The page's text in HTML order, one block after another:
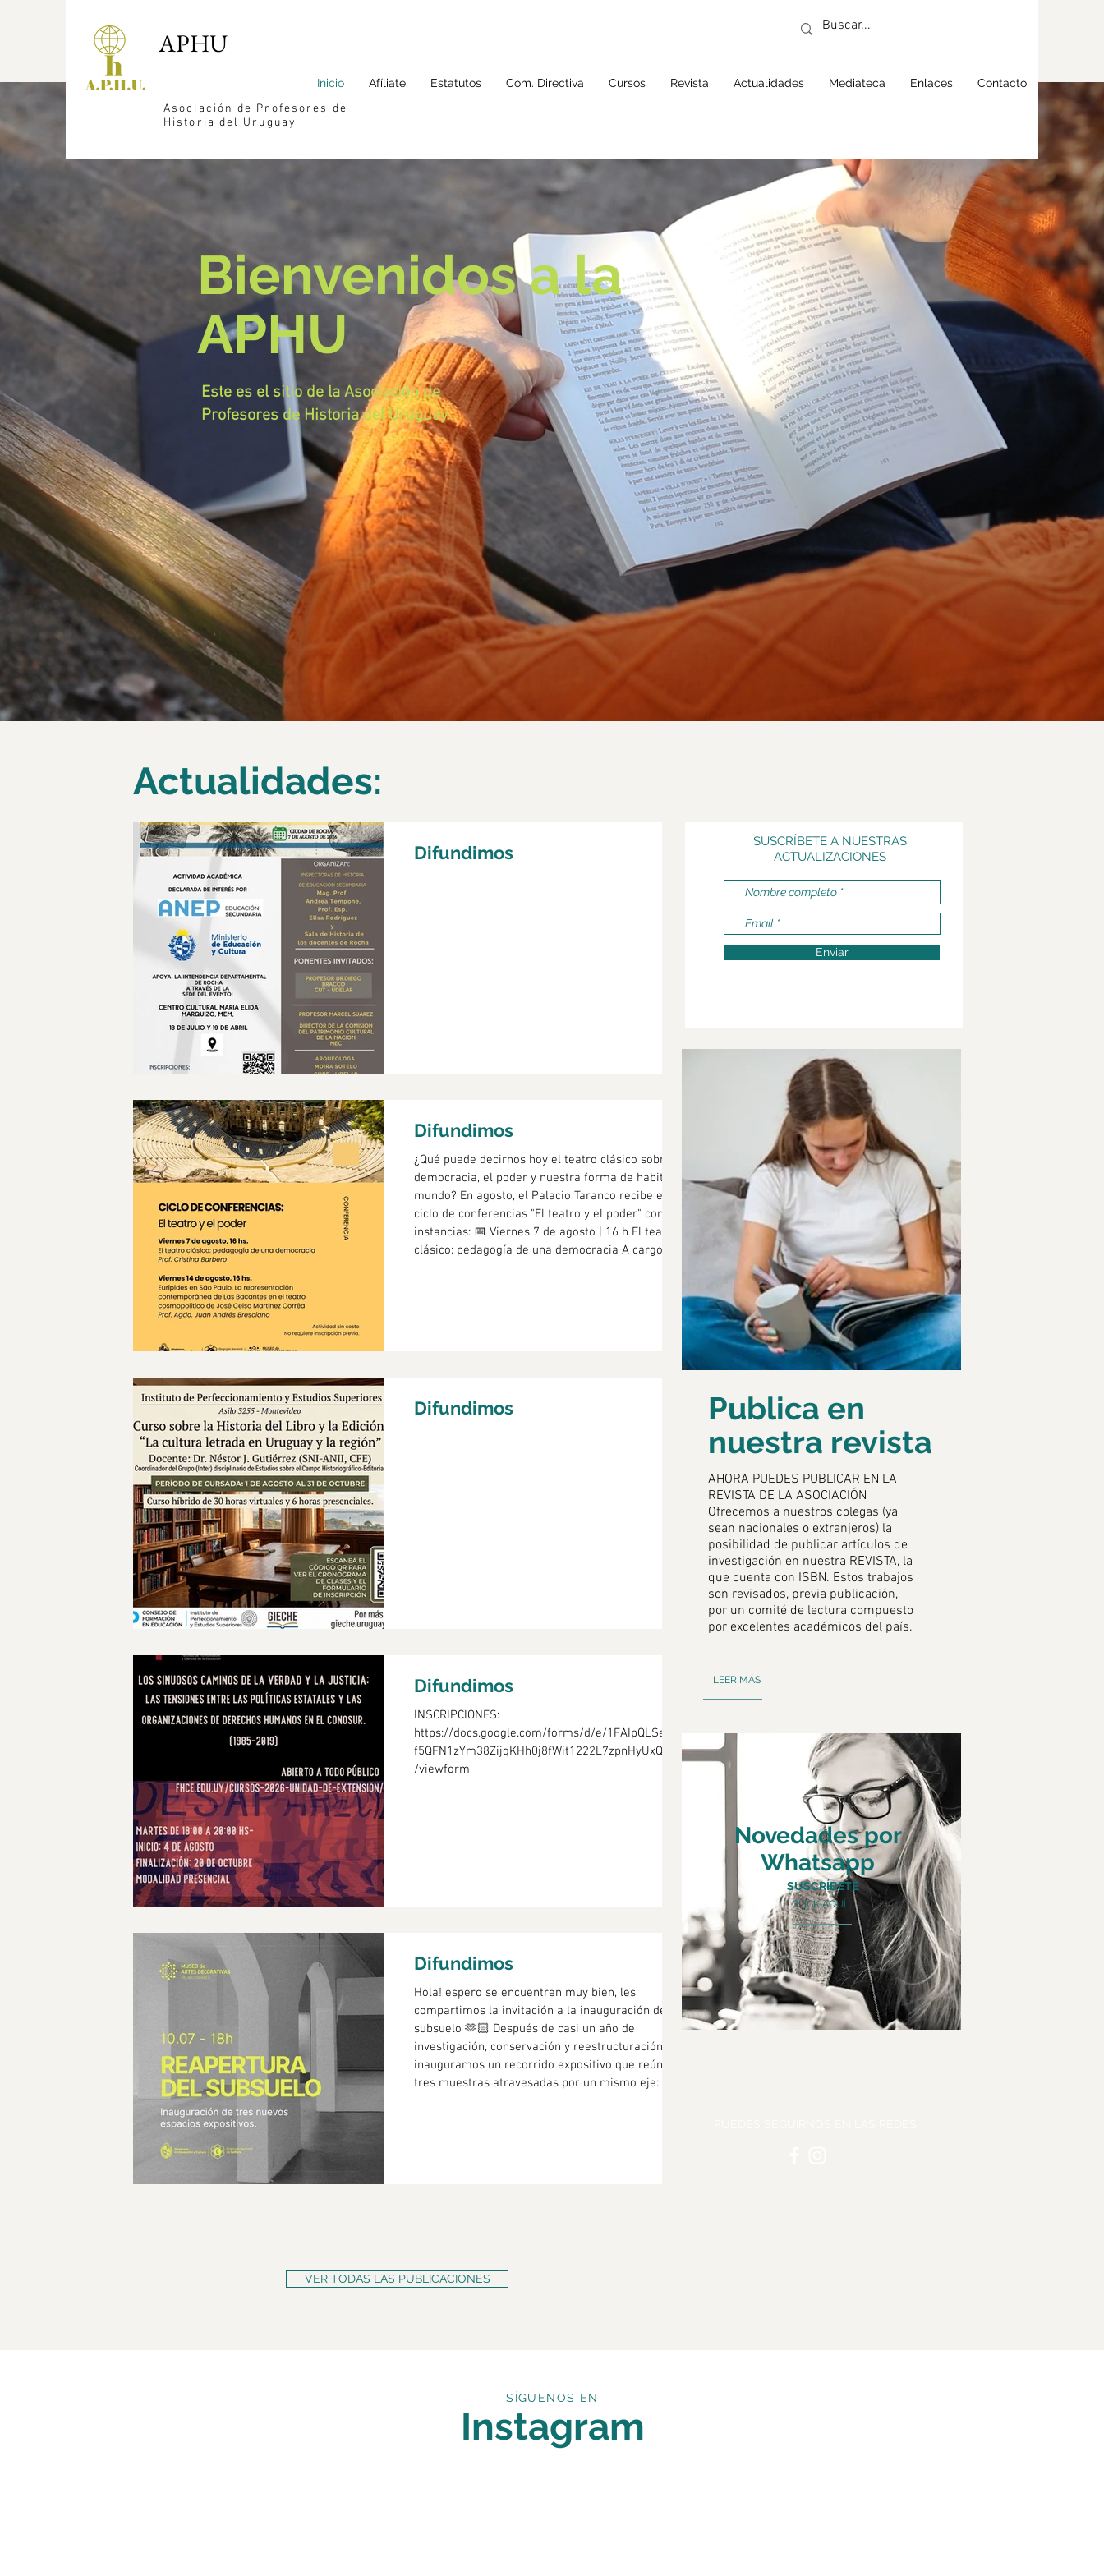
APHU
Asociación de Profesores de
Historia del Uruguay
Inicio Afíliate Estatutos Com. Directiva Cursos Revista Actualidades Mediateca Enlaces Contacto
Bienvenidos a la
APHU
Este es el sitio de la Asociación de
Profesores de Historia del Uruguay.
Actualidades:
Difundimos
Difundimos
¿Qué puede decirnos hoy el teatro clásico sobre la
democracia, el poder y nuestra forma de habitar el
mundo? En agosto, el Palacio Taranco recibe el
ciclo de conferencias "El teatro y el poder" con dos
instancias: 📅 Viernes 7 de agosto | 16 h El teatro
clásico: pedagogía de una democracia A cargo de
Difundimos
Difundimos
INSCRIPCIONES:
https://docs.google.com/forms/d/e/1FAIpQLSe6Atu
f5QFN1zYm38ZijqKHh0j8fWit1222L7zpnHyUxQdOzg
/viewform
Difundimos
Hola! espero se encuentren muy bien, les
compartimos la invitación a la inauguración del
subsuelo 🫶🏻 Después de casi un año de
investigación, conservación y reestructuración,
inauguramos un recorrido expositivo que reúne
tres muestras atravesadas por un mismo eje: la
SUSCRÍBETE A NUESTRAS
ACTUALIZACIONES
Enviar
Publica en
nuestra revista
AHORA PUEDES PUBLICAR EN LA
REVISTA DE LA ASOCIACIÓN
Ofrecemos a nuestros colegas (ya
sean nacionales o extranjeros) la
posibilidad de publicar artículos de
investigación en nuestra REVISTA, la
que cuenta con ISBN. Estos trabajos
son revisados, previa publicación,
por un comité de lectura compuesto
por excelentes académicos del país.
LEER MÁS
Novedades por
Whatsapp
SUSCRÍBETE
CLICK AQUÍ
VER TODAS LAS PUBLICACIONES
SÍGUENOS EN
Instagram